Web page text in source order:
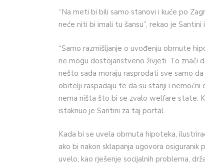
“Na meti bi bili samo stanovi i kuće po
neće niti bi imali tu šansu”, rekao je Santini
“Samo razmišljanje o uvođenju obrnute
ne mogu dostojanstveno živjeti. To znači
nešto sada moraju rasprodati sve samo
obitelji raspadaju te da su stariji i nemoćni
nema ništa što bi se zvalo welfare state.
istaknuo je Santini za taj portal.
Kada bi se uvela obrnuta hipoteka,
ako bi nakon sklapanja ugovora
uvelo, kao rješenje socijalnih problema,